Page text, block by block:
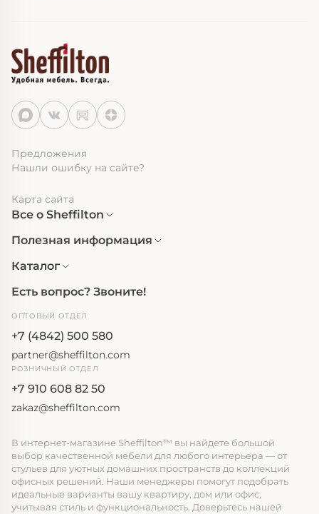
Предложения
Нашли ошибку на сайте?
Карта сайта
Все о Sheffilton
Полезная информация
Каталог
Есть вопрос? Звоните!
ОПТОВЫЙ ОТДЕЛ
+7 (4842) 500 580
partner@sheffilton.com
РОЗНИЧНЫЙ ОТДЕЛ
+7 910 608 82 50
zakaz@sheffilton.com
В интернет-магазине Sheffilton™ вы найдете большой
выбор качественной мебели для любого интерьера — от
стульев для уютных домашних пространств до коллекций
офисных решений. Наши менеджеры помогут подобрать
идеальные варианты вашу квартиру, дом или офис,
учитывая стиль и функциональность. Доверьтесь нашей